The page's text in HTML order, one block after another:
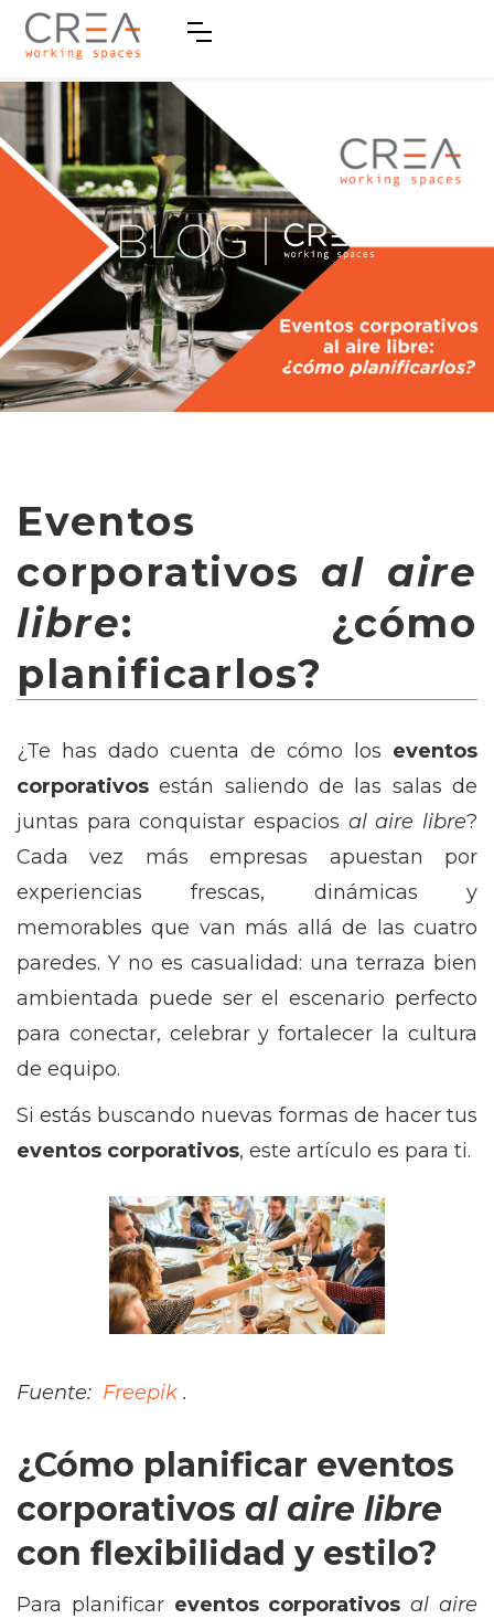
Eventos
corporativos al aire
libre: ¿cómo
planificarlos?
¿Te has dado cuenta de cómo los eventos
corporativos están saliendo de las salas de
juntas para conquistar espacios al aire libre?
Cada vez más empresas apuestan por
experiencias frescas, dinámicas y
memorables que van más allá de las cuatro
paredes. Y no es casualidad: una terraza bien
ambientada puede ser el escenario perfecto
para conectar, celebrar y fortalecer la cultura
de equipo.
Si estás buscando nuevas formas de hacer tus
eventos corporativos, este artículo es para ti.
Fuente: Freepik .
¿Cómo planificar eventos
corporativos al aire libre
con flexibilidad y estilo?
Para planificar eventos corporativosal aire